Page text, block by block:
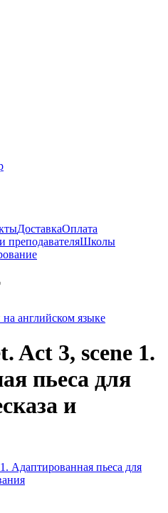
ДоставкаОплата
преподавателяШколы
английском языке
Act 3, scene 1.
пьеса для
и